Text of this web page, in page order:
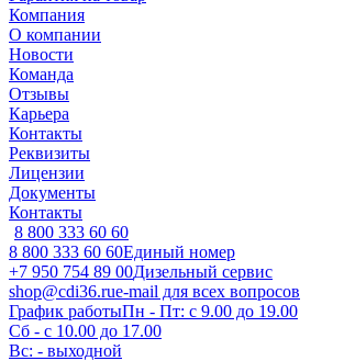
Компания
О компании
Новости
Команда
Отзывы
Карьера
Контакты
Реквизиты
Лицензии
Документы
Контакты
8 800 333 60 60
8 800 333 60 60Единый номер
+7 950 754 89 00Дизельный сервис
shop@cdi36.rue-mail для всех вопросов
График работыПн - Пт: с 9.00 до 19.00
Сб - с 10.00 до 17.00
Вс: - выходной